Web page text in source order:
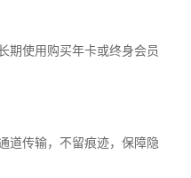
期使用购买年卡或终身会员
道传输，不留痕迹，保障隐